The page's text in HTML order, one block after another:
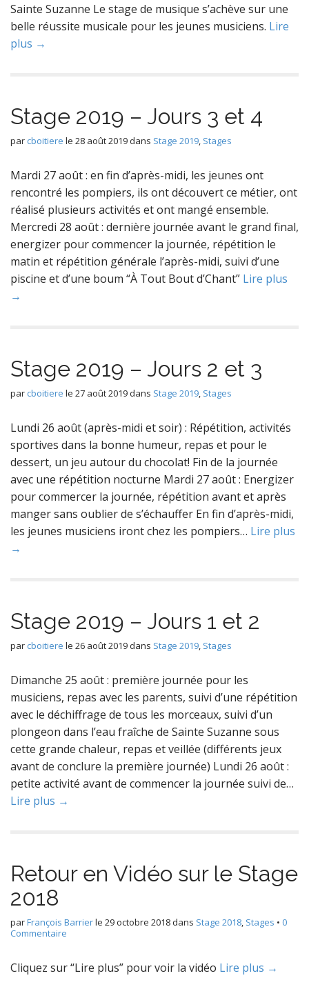
Sainte Suzanne Le stage de musique s’achève sur une
belle réussite musicale pour les jeunes musiciens. Lire
plus →
Stage 2019 – Jours 3 et 4
par cboitiere le 28 août 2019dans Stage 2019, Stages
Mardi 27 août : en fin d’après-midi, les jeunes ont
rencontré les pompiers, ils ont découvert ce métier, ont
réalisé plusieurs activités et ont mangé ensemble.
Mercredi 28 août : dernière journée avant le grand final,
energizer pour commencer la journée, répétition le
matin et répétition générale l’après-midi, suivi d’une
piscine et d’une boum “À Tout Bout d’Chant” Lire plus
→
Stage 2019 – Jours 2 et 3
par cboitiere le 27 août 2019dans Stage 2019, Stages
Lundi 26 août (après-midi et soir) : Répétition, activités
sportives dans la bonne humeur, repas et pour le
dessert, un jeu autour du chocolat! Fin de la journée
avec une répétition nocturne Mardi 27 août : Energizer
pour commercer la journée, répétition avant et après
manger sans oublier de s’échauffer En fin d’après-midi,
les jeunes musiciens iront chez les pompiers… Lire plus
→
Stage 2019 – Jours 1 et 2
par cboitiere le 26 août 2019dans Stage 2019, Stages
Dimanche 25 août : première journée pour les
musiciens, repas avec les parents, suivi d’une répétition
avec le déchiffrage de tous les morceaux, suivi d’un
plongeon dans l’eau fraîche de Sainte Suzanne sous
cette grande chaleur, repas et veillée (différents jeux
avant de conclure la première journée) Lundi 26 août :
petite activité avant de commencer la journée suivi de…
Lire plus →
Retour en Vidéo sur le Stage
2018
parFrançois Barrierle 29 octobre 2018dans Stage 2018, Stages • 0
Commentaire
Cliquez sur “Lire plus” pour voir la vidéo Lire plus →